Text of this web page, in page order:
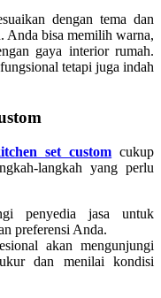
dengan tema dan
Anda bisa memilih warna,
gaya interior rumah.
tetapi juga indah
set custom cukup
langkah yang perlu
penyedia jasa untuk
preferensi Anda.
akan mengunjungi
dan menilai kondisi